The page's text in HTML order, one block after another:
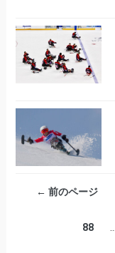
← 前のページ
88